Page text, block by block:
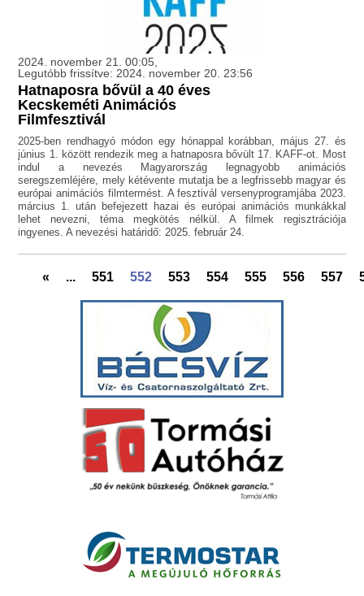
2024. november 21. 00:05,
Legutóbb frissítve: 2024. november 20. 23:56
Hatnaposra bővül a 40 éves
Kecskeméti Animációs
Filmfesztivál
2025-ben rendhagyó módon egy hónappal korábban, május 27. és
június 1. között rendezik meg a hatnaposra bővült 17. KAFF-ot. Most
indul a nevezés Magyarország legnagyobb animációs
seregszemléjére, mely kétévente mutatja be a legfrissebb magyar és
európai animációs filmtermést. A fesztivál versenyprogramjába 2023.
március 1. után befejezett hazai és európai animációs munkákkal
lehet nevezni, téma megkötés nélkül. A filmek regisztrációja
ingyenes. A nevezési határidő: 2025. február 24.
« ... 551 552 553 554 555 556 557